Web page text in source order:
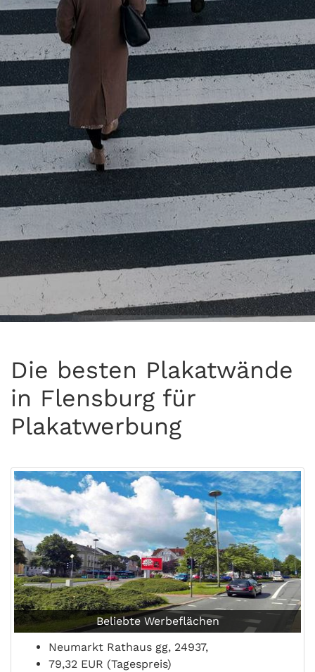
Die besten Plakatwände
in Flensburg für
Plakatwerbung
Beliebte Werbeflächen
Neumarkt Rathaus gg, 24937,
79,32 EUR (Tagespreis)